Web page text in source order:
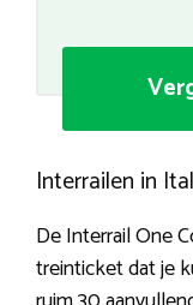
Interrailen in
De Interrail One
treinticket dat je